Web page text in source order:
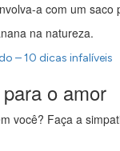
a com um
na natureza.
– 10 dicas infalíveis
o amor
você? Faça a